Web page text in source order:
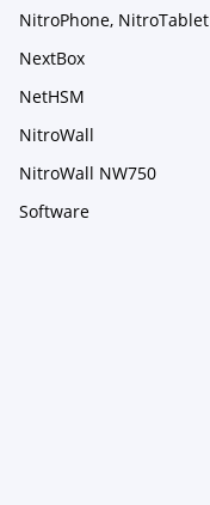
NitroPhone, NitroTablet
NextBox
NetHSM
NitroWall
NitroWall NW750
Software